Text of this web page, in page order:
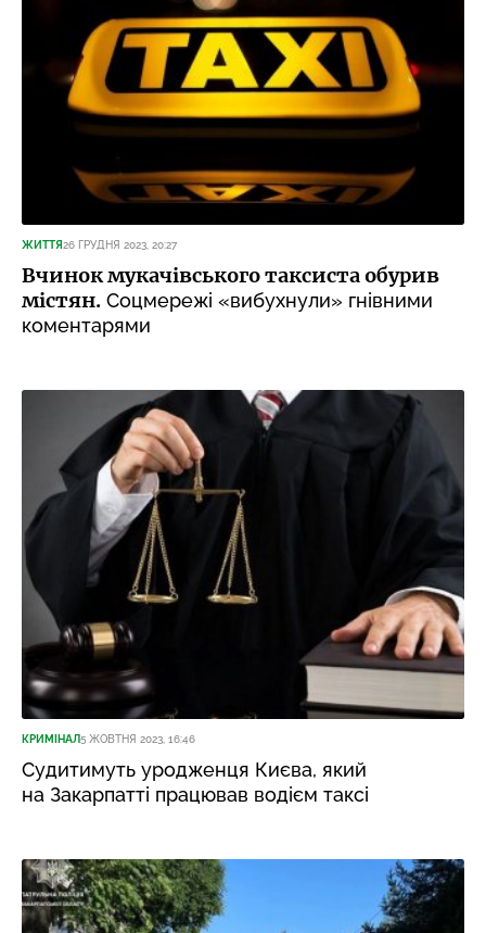
ЖИТТЯ26 ГРУДНЯ 2023, 20:27
Вчинок мукачівського таксиста обурив
містян. Соцмережі «вибухнули» гнівними
коментарями
КРИМІНАЛ5 ЖОВТНЯ 2023, 16:46
Судитимуть уродженця Києва, який
на Закарпатті працював водієм таксі